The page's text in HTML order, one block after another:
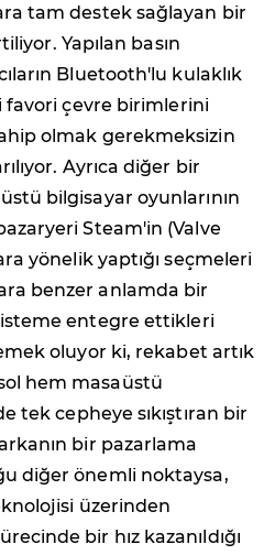
tam destek sağlayan bir
Yapılan basın
Bluetooth'lu kulaklık
çevre birimlerini
olmak gerekmeksizin
Ayrıca diğer bir
bilgisayar oyunlarının
Steam'in (Valve
yönelik yaptığı seçmeleri
benzer anlamda bir
entegre ettikleri
oluyor ki, rekabet artık
hem masaüstü
tek cepheye sıkıştıran bir
bir pazarlama
diğer önemli noktaysa,
üzerinden
bir hız kazanıldığı